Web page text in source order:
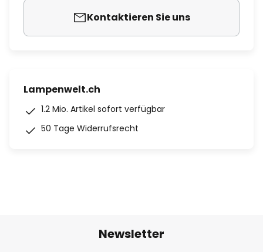
Kontaktieren Sie uns
Lampenwelt.ch
1.2 Mio. Artikel sofort verfügbar
50 Tage Widerrufsrecht
Newsletter